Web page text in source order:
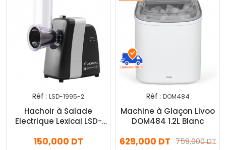
Réf : LSD-1995-2
Hachoir à Salade
Electrique Lexical LSD-
150,000 DT
Réf : DOM484
Machine à Glaçon Livoo
DOM484 1.2L Blanc
759,000 DT
629,000 DT